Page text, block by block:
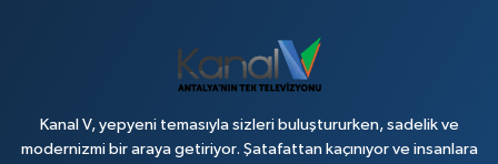
Kanal V, yepyeni temasıyla sizleri buluştururken, sadelik ve
modernizmi bir araya getiriyor. Şatafattan kaçınıyor ve insanlara